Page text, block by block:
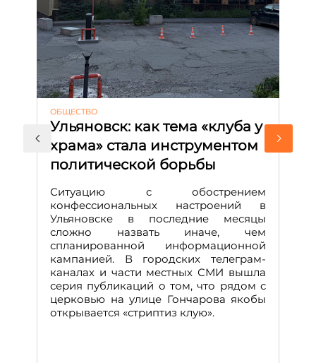
ОБЩЕСТВО
Ульяновск: как тема «клуба у
храма» стала инструментом
политической борьбы
Ситуацию с обострением
конфессиональных настроений в
Ульяновске в последние месяцы
сложно назвать иначе, чем
спланированной информационной
кампанией. В городских телеграм-
каналах и части местных СМИ вышла
серия публикаций о том, что рядом с
церковью на улице Гончарова якобы
открывается «стриптиз клую».